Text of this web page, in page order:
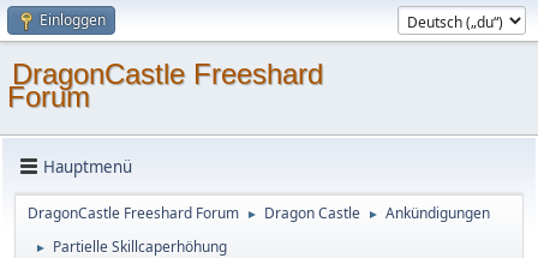
Einloggen
DragonCastle Freeshard
Forum
Hauptmenü
DragonCastle Freeshard Forum ► Dragon Castle ► Ankündigungen
► Partielle Skillcaperhöhung